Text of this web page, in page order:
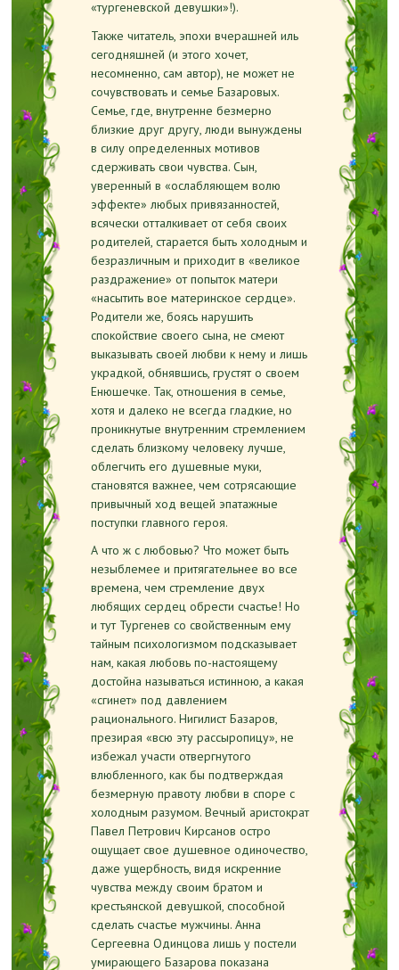
«тургеневской девушки»!).
Также читатель, эпохи вчерашней иль
сегодняшней (и этого хочет,
несомненно, сам автор), не может не
сочувствовать и семье Базаровых.
Семье, где, внутренне безмерно
близкие друг другу, люди вынуждены
в силу определенных мотивов
сдерживать свои чувства. Сын,
уверенный в «ослабляющем волю
эффекте» любых привязанностей,
всячески отталкивает от себя своих
родителей, старается быть холодным и
безразличным и приходит в «великое
раздражение» от попыток матери
«насытить вое материнское сердце».
Родители же, боясь нарушить
спокойствие своего сына, не смеют
выказывать своей любви к нему и лишь
украдкой, обнявшись, грустят о своем
Енюшечке. Так, отношения в семье,
хотя и далеко не всегда гладкие, но
проникнутые внутренним стремлением
сделать близкому человеку лучше,
облегчить его душевные муки,
становятся важнее, чем сотрясающие
привычный ход вещей эпатажные
поступки главного героя.
А что ж с любовью? Что может быть
незыблемее и притягательнее во все
времена, чем стремление двух
любящих сердец обрести счастье! Но
и тут Тургенев со свойственным ему
тайным психологизмом подсказывает
нам, какая любовь по-настоящему
достойна называться истинною, а какая
«сгинет» под давлением
рационального. Нигилист Базаров,
презирая «всю эту рассыропицу», не
избежал участи отвергнутого
влюбленного, как бы подтверждая
безмерную правоту любви в споре с
холодным разумом. Вечный аристократ
Павел Петрович Кирсанов остро
ощущает свое душевное одиночество,
даже ущербность, видя искренние
чувства между своим братом и
крестьянской девушкой, способной
сделать счастье мужчины. Анна
Сергеевна Одинцова лишь у постели
умирающего Базарова показана